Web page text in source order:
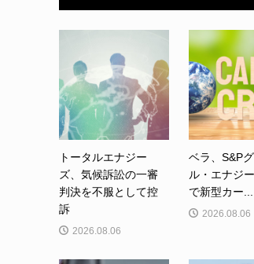
トータルエナジー
ズ、気候訴訟の一審
判決を不服として控
訴
2026.08.06
ベラ、S&P
ル・エナジ
で新型カー...
2026.08.06